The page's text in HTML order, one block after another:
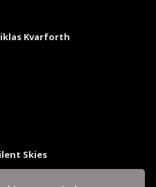
Kvarforth
Skies